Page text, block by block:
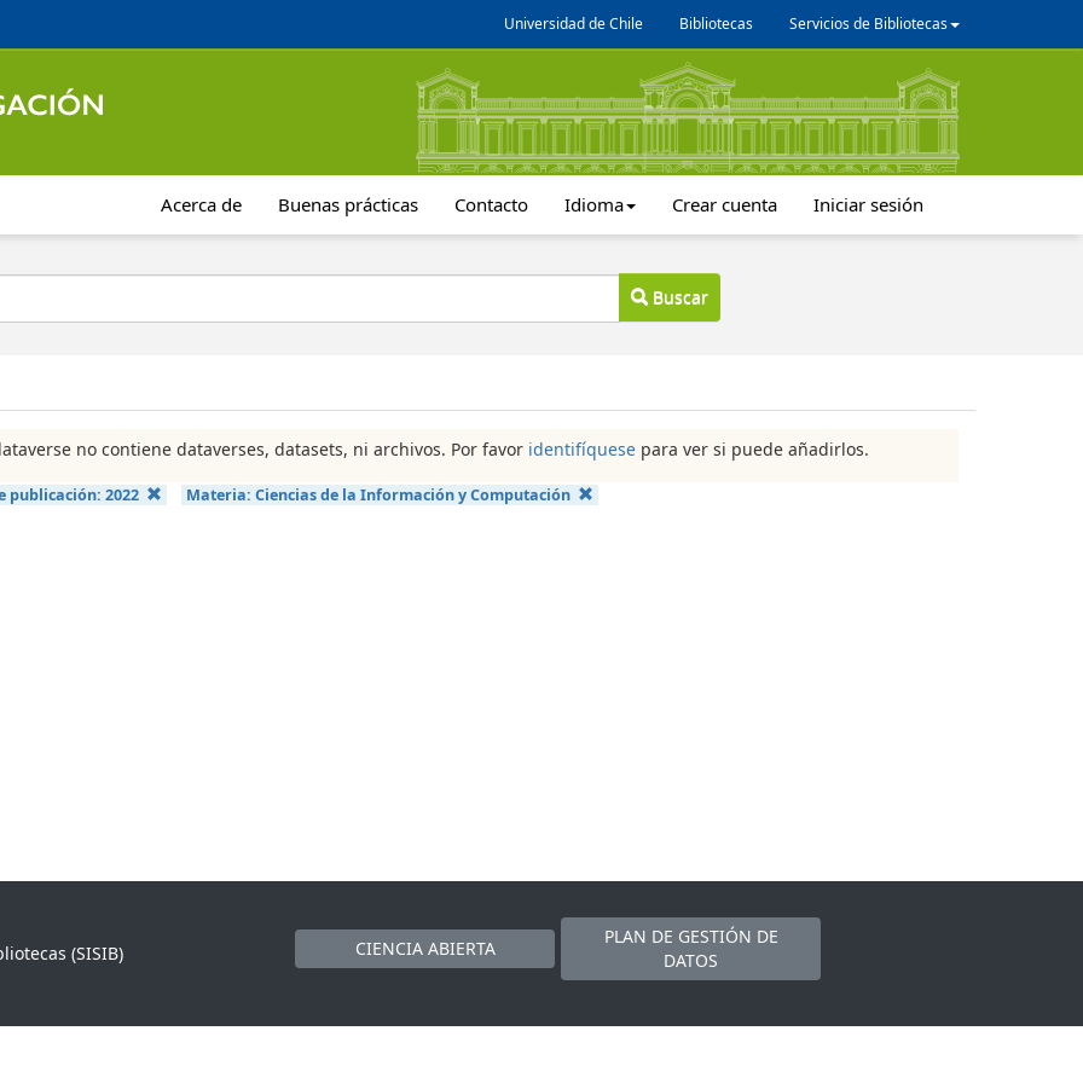
Universidad de Chile Bibliotecas Servicios de Bibliotecas
Acerca de Buenas prácticas Contacto Idioma Crear cuenta Iniciar sesión
Buscar
no contiene dataverses, datasets, ni archivos. Por favor identifíquese para ver si puede añadirlos.
publicación: 2022 Materia:Ciencias de la Información y Computación
(SISIB)
CIENCIA ABIERTA
PLAN DE GESTIÓN DE
DATOS